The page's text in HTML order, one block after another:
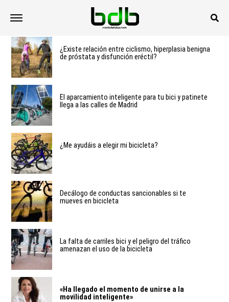
¿Existe relación entre ciclismo, hiperplasia benigna
de próstata y disfunción eréctil?
El aparcamiento inteligente para tu bici y patinete
llega a las calles de Madrid
¿Me ayudáis a elegir mi bicicleta?
Decálogo de conductas sancionables si te
mueves en bicicleta
La falta de carriles bici y el peligro del tráfico
amenazan el uso de la bicicleta
«Ha llegado el momento de unirse a la
movilidad inteligente»